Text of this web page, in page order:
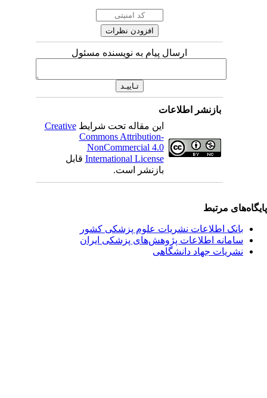
ارسال پیام به نویسنده مسئول
بازنشر اطلاعات
این مقاله تحت شرایطCreative
Commons Attribution-
NonCommercial 4.0
International Licenseقابل
بازنشر است.
مرتبط
بانک اطلاعات نشریات علوم پزشکی کشور
سامانه اطلاعات پژوهش‌های پزشکی ایران
نشریات جهاد دانشگاهی